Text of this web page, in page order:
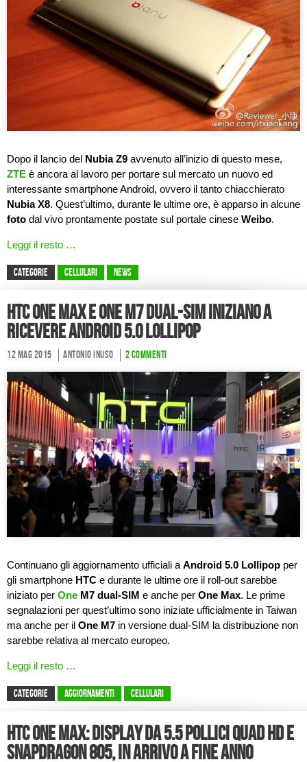
Dopo il lancio del Nubia Z9 avvenuto all’inizio di questo mese,
ZTE è ancora al lavoro per portare sul mercato un nuovo ed
interessante smartphone Android, ovvero il tanto chiacchierato
Nubia X8. Quest’ultimo, durante le ultime ore, è apparso in alcune
foto dal vivo prontamente postate sul portale cinese Weibo.
Leggi il resto …
CATEGORIE Cellulari News
HTC One Max e One M7 dual-SIM iniziano a
ricevere Android 5.0 Lollipop
12 Mag 2015 Antonio Inuso 2 commenti
Continuano gli aggiornamento ufficiali a Android 5.0 Lollipop per
gli smartphone HTC e durante le ultime ore il roll-out sarebbe
iniziato per One M7 dual-SIM e anche per One Max. Le prime
segnalazioni per quest’ultimo sono iniziate ufficialmente in Taiwan
ma anche per il One M7 in versione dual-SIM la distribuzione non
sarebbe relativa al mercato europeo.
Leggi il resto …
CATEGORIE Aggiornamenti Cellulari
HTC One Max: display da 5.5 pollici Quad HD e
Snapdragon 805, in arrivo a fine anno